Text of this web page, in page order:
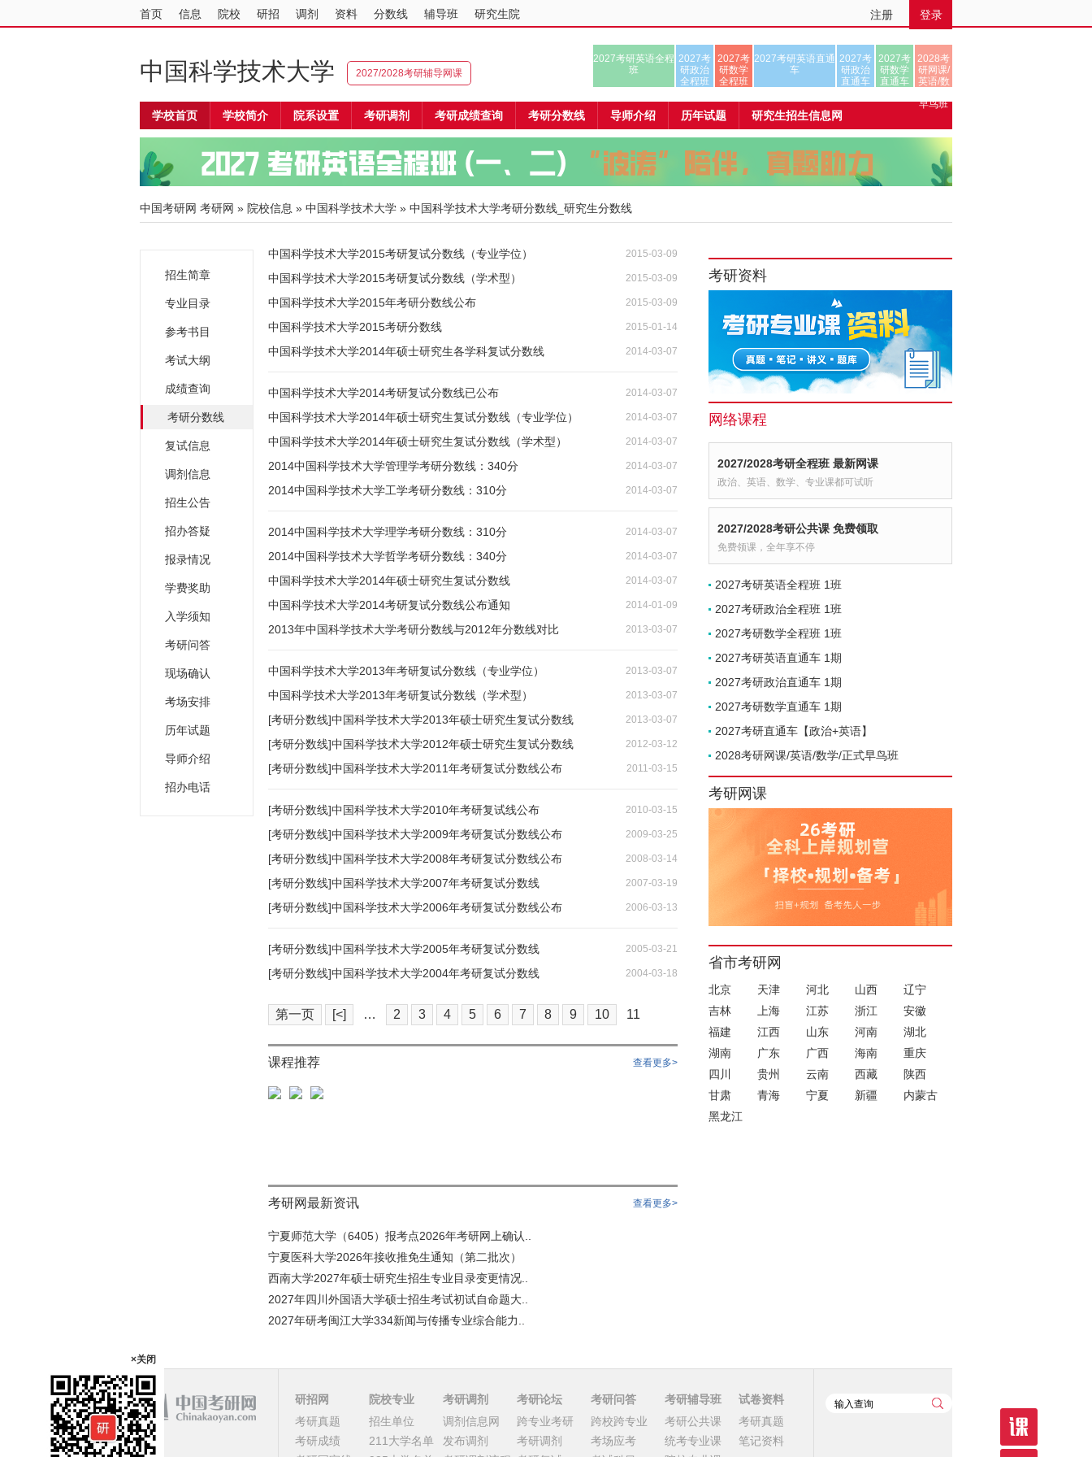
首页 信息 院校 研招 调剂 资料 分数线 辅导班 研究生院 注册 登录
中国科学技术大学 2027/2028考研辅导网课
2027考研英语全程
班
2027考
研政治
全程班
2027考
研数学
全程班
2027考研英语直通
车
2027考
研政治
直通车
2027考
研数学
直通车
2028考
研网课/
英语/数
早鸟班
学校首页 学校简介 院系设置 考研调剂 考研成绩查询 考研分数线 导师介绍 历年试题 研究生招生信息网
中国考研网 考研网 » 院校信息 » 中国科学技术大学 » 中国科学技术大学考研分数线_研究生分数线
招生简章
专业目录
参考书目
考试大纲
成绩查询
考研分数线
复试信息
调剂信息
招生公告
招办答疑
报录情况
学费奖助
入学须知
考研问答
现场确认
考场安排
历年试题
导师介绍
招办电话
中国科学技术大学2015考研复试分数线（专业学位） 2015-03-09
中国科学技术大学2015考研复试分数线（学术型） 2015-03-09
中国科学技术大学2015年考研分数线公布 2015-03-09
中国科学技术大学2015考研分数线 2015-01-14
中国科学技术大学2014年硕士研究生各学科复试分数线 2014-03-07
中国科学技术大学2014考研复试分数线已公布 2014-03-07
中国科学技术大学2014年硕士研究生复试分数线（专业学位） 2014-03-07
中国科学技术大学2014年硕士研究生复试分数线（学术型） 2014-03-07
2014中国科学技术大学管理学考研分数线：340分 2014-03-07
2014中国科学技术大学工学考研分数线：310分 2014-03-07
2014中国科学技术大学理学考研分数线：310分 2014-03-07
2014中国科学技术大学哲学考研分数线：340分 2014-03-07
中国科学技术大学2014年硕士研究生复试分数线 2014-03-07
中国科学技术大学2014考研复试分数线公布通知 2014-01-09
2013年中国科学技术大学考研分数线与2012年分数线对比 2013-03-07
中国科学技术大学2013年考研复试分数线（专业学位） 2013-03-07
中国科学技术大学2013年考研复试分数线（学术型） 2013-03-07
[考研分数线]中国科学技术大学2013年硕士研究生复试分数线 2013-03-07
[考研分数线]中国科学技术大学2012年硕士研究生复试分数线 2012-03-12
[考研分数线]中国科学技术大学2011年考研复试分数线公布 2011-03-15
[考研分数线]中国科学技术大学2010年考研复试线公布 2010-03-15
[考研分数线]中国科学技术大学2009年考研复试分数线公布 2009-03-25
[考研分数线]中国科学技术大学2008年考研复试分数线公布 2008-03-14
[考研分数线]中国科学技术大学2007年考研复试分数线 2007-03-19
[考研分数线]中国科学技术大学2006年考研复试分数线公布 2006-03-13
[考研分数线]中国科学技术大学2005年考研复试分数线 2005-03-21
[考研分数线]中国科学技术大学2004年考研复试分数线 2004-03-18
第一页 [<] … 2 3 4 5 6 7 8 9 10 11
课程推荐 查看更多>
考研网最新资讯 查看更多>
宁夏师范大学（6405）报考点2026年考研网上确认..
宁夏医科大学2026年接收推免生通知（第二批次）
西南大学2027年硕士研究生招生专业目录变更情况..
2027年四川外国语大学硕士招生考试初试自命题大..
2027年研考闽江大学334新闻与传播专业综合能力..
考研资料
网络课程
2027/2028考研全程班 最新网课
政治、英语、数学、专业课都可试听
2027/2028考研公共课 免费领取
免费领课，全年享不停
2027考研英语全程班 1班
2027考研政治全程班 1班
2027考研数学全程班 1班
2027考研英语直通车 1期
2027考研政治直通车 1期
2027考研数学直通车 1期
2027考研直通车【政治+英语】
2028考研网课/英语/数学/正式早鸟班
考研网课
省市考研网
北京 天津 河北 山西
辽宁
吉林
上海 江苏 浙江
安徽
福建
江西 山东 河南
湖北
湖南
广东 广西 海南
重庆
四川
贵州 云南 西藏
陕西
甘肃
青海 宁夏 新疆
内蒙古
黑龙江
研招网
考研真题
考研成绩
院校专业
招生单位
211大学名单
考研调剂
调剂信息网
发布调剂
考研论坛
跨专业考研
考研调剂
考研问答
跨校跨专业
考场应考
考研辅导班
考研公共课
统考专业课
试卷资料
考研真题
笔记资料
×关闭
课程